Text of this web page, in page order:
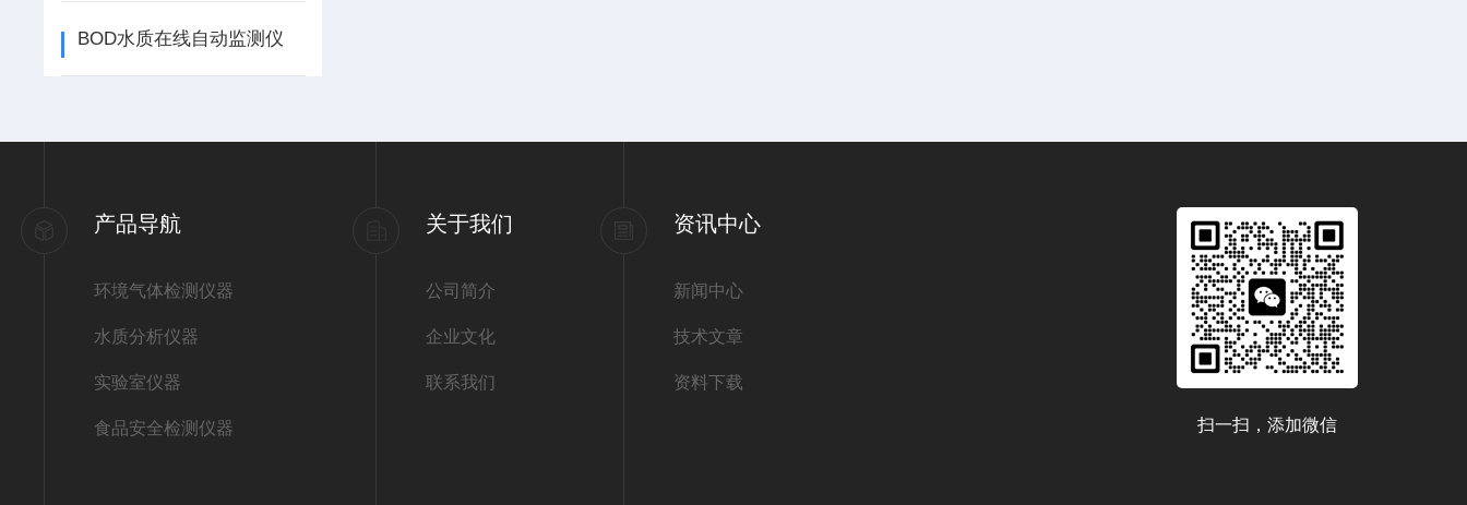
BOD水质在线自动监测仪
产品导航
环境气体检测仪器
水质分析仪器
实验室仪器
食品安全检测仪器
关于我们
公司简介
企业文化
联系我们
资讯中心
新闻中心
技术文章
资料下载
扫一扫，添加微信